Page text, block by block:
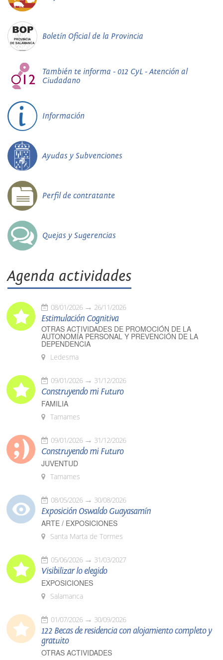
Boletín Oficial de la Provincia
También te informa - 012 CyL - Atención al
Ciudadano
Información
Ayudas y Subvenciones
Perfil de contratante
Quejas y Sugerencias
Agenda actividades
08/01/2026 26/11/2026
Estimulación Cognitiva
OTRAS ACTIVIDADES DE PROMOCIÓN DE LA
AUTONOMÍA PERSONAL Y PREVENCIÓN DE LA
DEPENDENCIA
Ledesma
09/01/2026 31/12/2026
Construyendo mi Futuro
FAMILIA
Tamames
09/01/2026 31/12/2026
Construyendo mi Futuro
JUVENTUD
Tamames
08/05/2026 30/08/2026
Exposición Oswaldo Guayasamín
ARTE / EXPOSICIONES
Santa Marta de Tormes
05/06/2026 31/03/2027
Visibilizar lo elegido
EXPOSICIONES
Salamanca
01/07/2026 30/09/2026
122 Becas de residencia con alojamiento completo y
gratuito
OTRAS ACTIVIDADES